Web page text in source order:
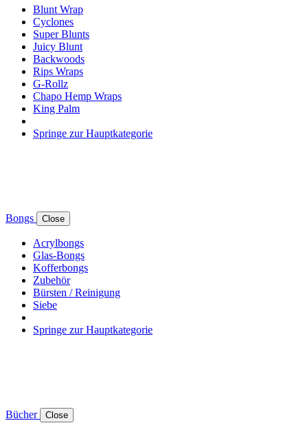
Blunt Wrap
Cyclones
Super Blunts
Juicy Blunt
Backwoods
Rips Wraps
G-Rollz
Chapo Hemp Wraps
King Palm
Springe zur Hauptkategorie
Bongs Close
Acrylbongs
Glas-Bongs
Kofferbongs
Zubehör
Bürsten / Reinigung
Siebe
Springe zur Hauptkategorie
Bücher Close